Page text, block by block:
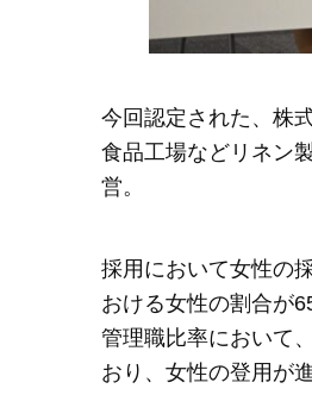
今回認定された、株
食品工場などリネン
営。
採用において女性の
おける女性の割合が
管理職比率において
おり、女性の登用が